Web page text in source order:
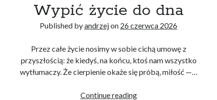
Wypić życie do dna
Published byandrzejon 26 czerwca 2026
Przez całe życie nosimy w sobie cichą umowę z
przyszłością: że kiedyś, na końcu, ktoś nam wszystko
wytłumaczy. Że cierpienie okaże się próbą, miłość —…
Continue readingWypić